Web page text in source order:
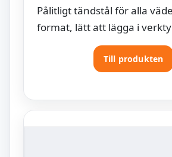
Pålitligt tändstål för alla
format, lätt att lägga i
Till produkten